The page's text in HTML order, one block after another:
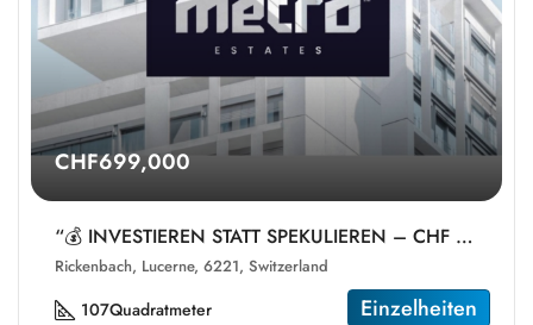
CHF699,000
“💰 INVESTIEREN STATT SPEKULIEREN – CHF 2’500 MIETE PRO MONAT GARANTIERT! 🏡”
Rickenbach, Lucerne, 6221, Switzerland
107Quadratmeter Einzelheiten